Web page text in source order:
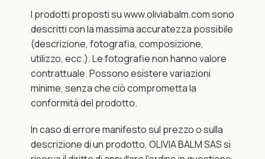
I prodotti proposti su www.oliviabalm.com sono
descritti con la massima accuratezza possibile
(descrizione, fotografia, composizione,
utilizzo, ecc.). Le fotografie non hanno valore
contrattuale. Possono esistere variazioni
minime, senza che ciò comprometta la
conformità del prodotto.
In caso di errore manifesto sul prezzo o sulla
descrizione di un prodotto, OLIVIA BALM SAS si